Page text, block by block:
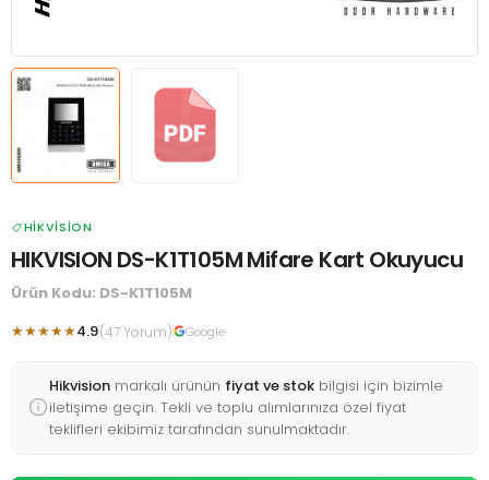
HIKVISION
HIKVISION DS-K1T105M Mifare Kart Okuyucu
Ürün Kodu: DS-K1T105M
★★★★★4.9(47 Yorum) Google
Hikvision markalı ürünün fiyat ve stok bilgisi için bizimle
iletişime geçin. Tekli ve toplu alımlarınıza özel fiyat
teklifleri ekibimiz tarafından sunulmaktadır.